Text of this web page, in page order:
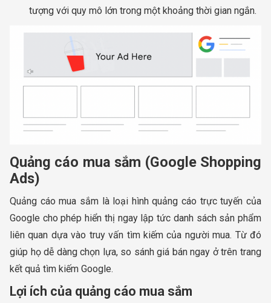
tượng với quy mô lớn trong một khoảng thời gian ngắn.
Quảng cáo mua sắm (Google Shopping
Ads)
Quảng cáo mua sắm là loại hình quảng cáo trực tuyến của
Google cho phép hiển thị ngay lập tức danh sách sản phẩm
liên quan dựa vào truy vấn tìm kiếm của người mua. Từ đó
giúp họ dễ dàng chọn lựa, so sánh giá bán ngay ở trên trang
kết quả tìm kiếm Google.
Lợi ích của quảng cáo mua sắm